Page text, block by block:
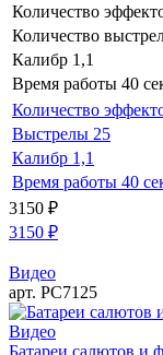
Количество
Количество
Калибр 1,1
Время работы 40
Количество
Выстрелы 25
Калибр 1,1
Время работы 40
3150 ₽
3150 ₽
Видео
арт. РС7125
Видео
Батареи салютов